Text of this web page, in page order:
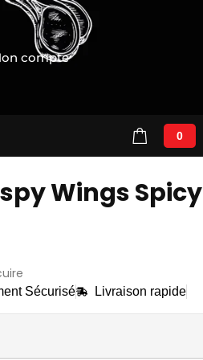
compte
0
Wings Spicy
Sécurisé
Livraison rapide